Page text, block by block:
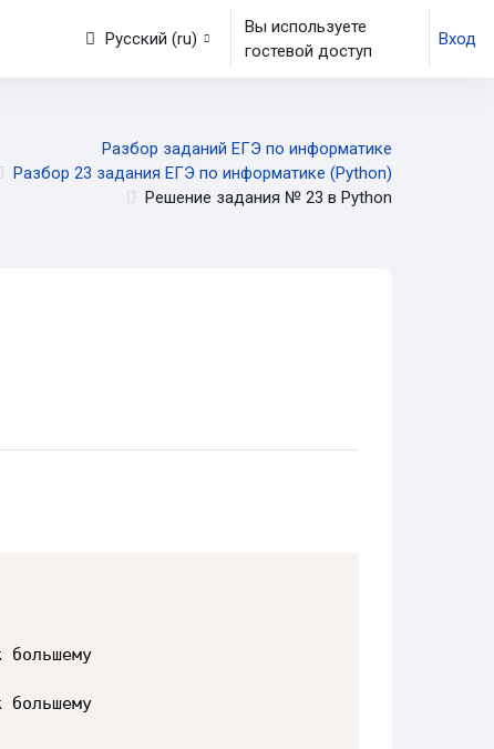
Русский ‎(ru)‎
Вы используете
гостевой доступ
Вход
Разбор заданий ЕГЭ по информатике
Разбор 23 задания ЕГЭ по информатике (Python)
Решение задания № 23 в Python
большему
большему